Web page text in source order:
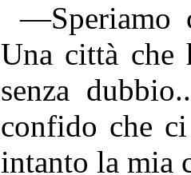
—Speriamo
Una città che
senza
confido che
intanto la mia